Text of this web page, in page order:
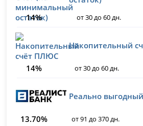
14%
от 30 до 60 дн.
Накопительный
14% от 30 до 60 дн.
Реально выгодный
13.70% от 91 до 370 дн.